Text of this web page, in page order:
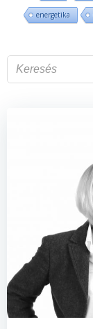
energetika